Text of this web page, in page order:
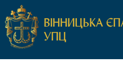
ВІННИЦЬКА
УПЦ